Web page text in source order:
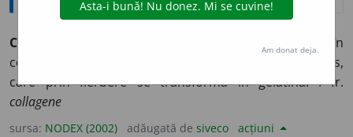
COLAG
Substanță proteică ce intră în
componența țesutului conjunctiv, cartilaginos și osos,
care prin fierbere se transformă în gelatină. /<fr.
collagene
sursa: NODEX (2002) adăugată de siveco acțiuni
Am donat deja.